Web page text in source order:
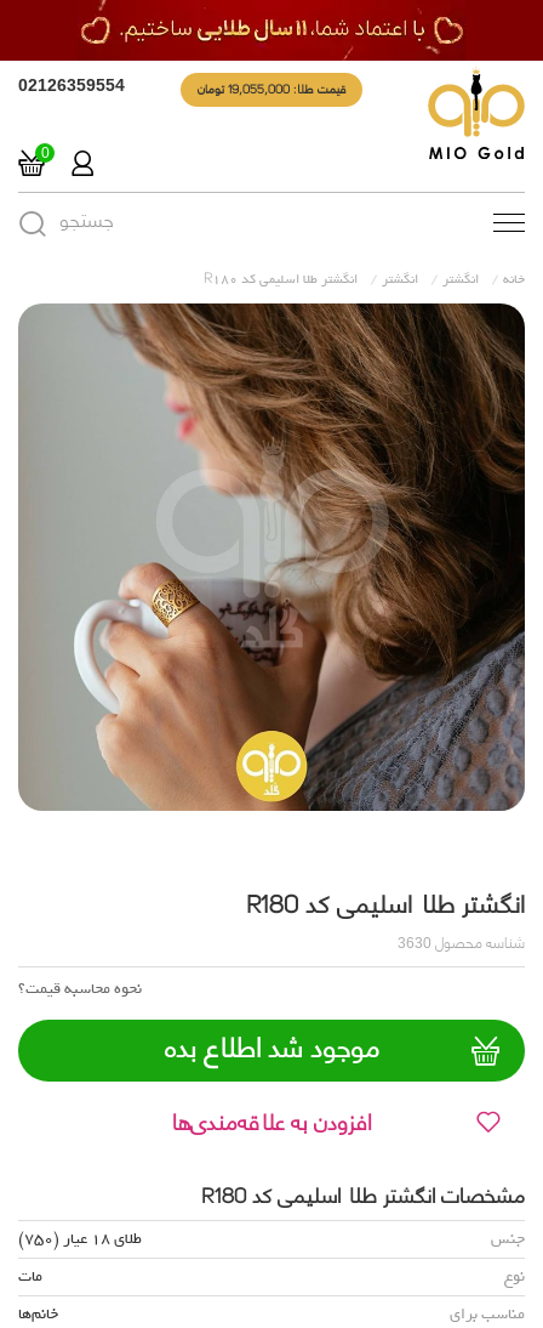
قیمت طلا: 19,055,000 تومان 02126359554
0
Toggle جستجو
خانه انگشتر انگشتر انگشتر طلا اسلیمی کد R180
انگشتر طلا اسلیمی کد R180
شناسه محصول
نحوه محاسبه قیمت؟
موجود شد اطلاع بده
افزودن به علاقه‌مندی‌ها
مشخصات انگشتر طلا اسلیمی کد R180
جنس
طلای 18 عیار (750)
نوع
مات
مناسب برای
خانم‌ها